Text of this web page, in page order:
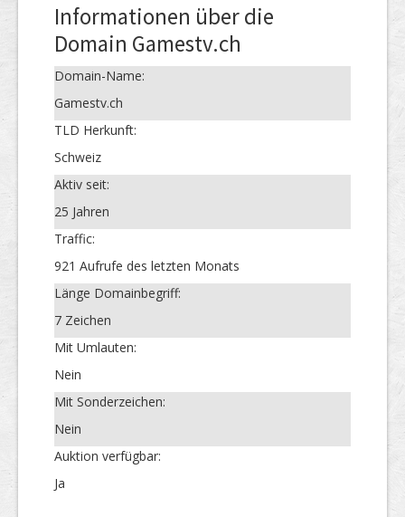
Informationen über die
Domain Gamestv.ch
Domain-Name:
Gamestv.ch
TLD Herkunft:
Schweiz
Aktiv seit:
25 Jahren
Traffic:
921 Aufrufe des letzten Monats
Länge Domainbegriff:
7 Zeichen
Mit Umlauten:
Nein
Mit Sonderzeichen:
Nein
Auktion verfügbar:
Ja